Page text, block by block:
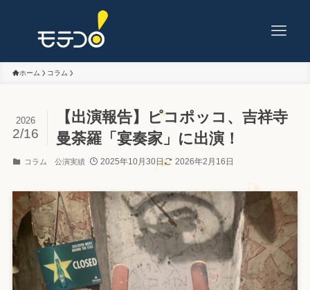
ホーム コラム
【出演報告】ピコポッコ、吉祥寺
曼荼羅「宴奏家」に出演！
2026
2/16
コラム 公演実績 2025年10月30日 2026年2月16日